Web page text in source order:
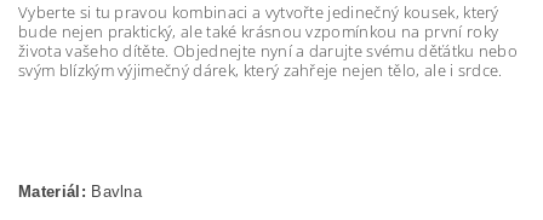
Vyberte si tu pravou kombinaci a vytvořte jedinečný kousek, který
bude nejen praktický, ale také krásnou vzpomínkou na první roky
života vašeho dítěte. Objednejte nyní a darujte svému děťátku nebo
svým blízkým výjimečný dárek, který zahřeje nejen tělo, ale i srdce.
Materiál: Bavlna